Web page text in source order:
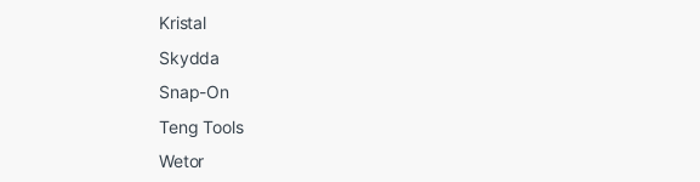
Kristal
Skydda
Snap-On
Teng Tools
Wetor